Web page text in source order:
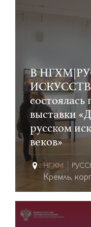
В
состоялась
выставки
русском
веков»
Кремль,